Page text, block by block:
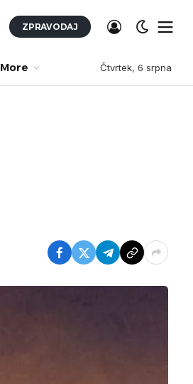
ZPRAVODAJ
More Čtvrtek, 6 srpna